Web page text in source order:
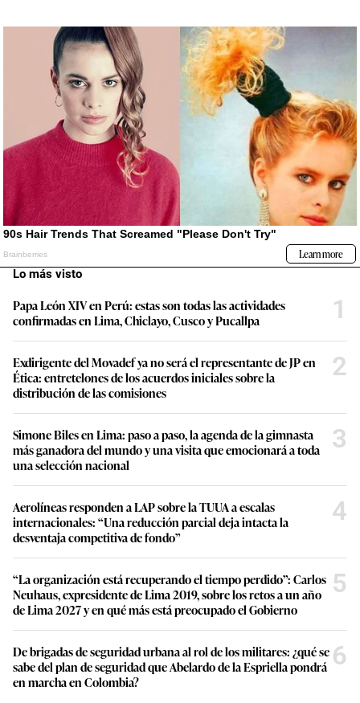
Lo más visto
Papa León XIV en Perú: estas son todas las actividades
confirmadas en Lima, Chiclayo, Cusco y Pucallpa
1
Exdirigente del Movadef ya no será el representante de JP en
Ética: entretelones de los acuerdos iniciales sobre la
distribución de las comisiones
2
Simone Biles en Lima: paso a paso, la agenda de la gimnasta
más ganadora del mundo y una visita que emocionará a toda
una selección nacional
3
Aerolíneas responden a LAP sobre la TUUA a escalas
internacionales: “Una reducción parcial deja intacta la
desventaja competitiva de fondo”
4
“La organización está recuperando el tiempo perdido”: Carlos
Neuhaus, expresidente de Lima 2019, sobre los retos a un año
de Lima 2027 y en qué más está preocupado el Gobierno
5
De brigadas de seguridad urbana al rol de los militares: ¿qué se
sabe del plan de seguridad que Abelardo de la Espriella pondrá
en marcha en Colombia?
6